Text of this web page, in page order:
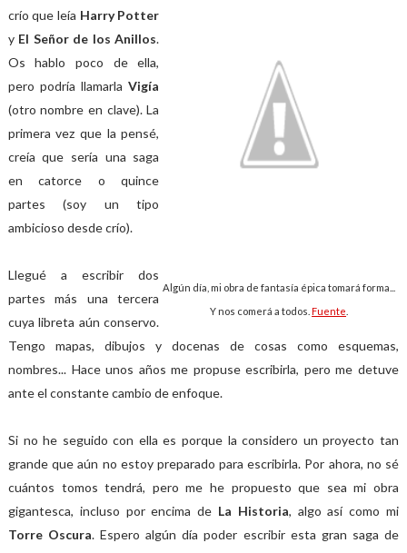
Algún día, mi obra de fantasía épica tomará forma...
Y nos comerá a todos.Fuente
crío que leía Harry Potter
y El Señor de los Anillos.
Os hablo poco de ella,
pero podría llamarlaVigía
(otro nombre en clave). La
primera vez que la pensé,
creía que sería una saga
en catorce o quince
partes (soy un tipo
ambicioso desde crío).
Llegué a escribir dos
partes más una tercera
cuya libreta aún conservo.
Tengo mapas, dibujos y docenas de cosas como esquemas,
nombres... Hace unos años me propuse escribirla, pero me detuve
ante el constante cambio de enfoque.
Si no he seguido con ella es porque la considero un proyecto tan
grande que aún no estoy preparado para escribirla. Por ahora, no sé
cuántos tomos tendrá, pero me he propuesto que sea mi obra
gigantesca, incluso por encima de La Historia, algo así como mi
Torre Oscura. Espero algún día poder escribir esta gran saga de